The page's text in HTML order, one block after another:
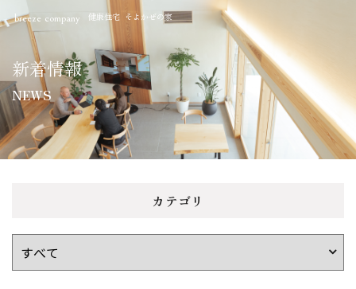
breeze company 健康住宅 そよかぜの家
新着情報
NEWS
カテゴリ